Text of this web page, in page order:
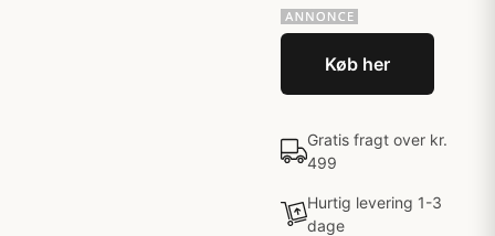
Køb her
Gratis fragt over kr.
499
Hurtig levering 1-3
dage